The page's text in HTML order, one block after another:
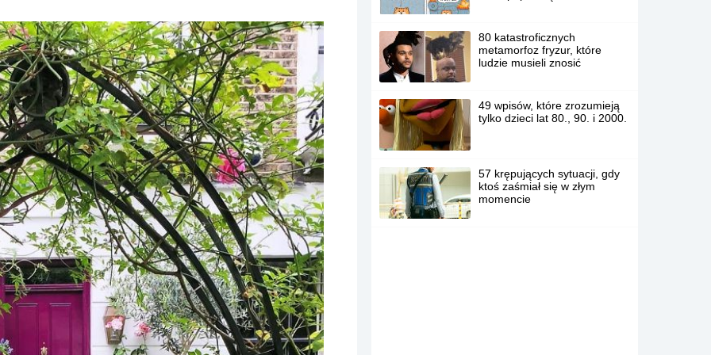
80 katastroficznych
metamorfoz fryzur, które
ludzie musieli znosić
49 wpisów, które zrozumieją
tylko dzieci lat 80., 90. i 2000.
57 krępujących sytuacji, gdy
ktoś zaśmiał się w złym
momencie